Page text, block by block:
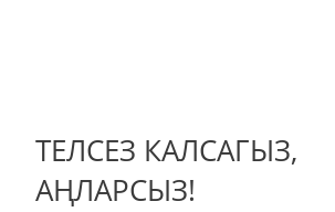
ТЕЛСЕЗ КАЛСАГЫЗ,
АҢЛАРСЫЗ!